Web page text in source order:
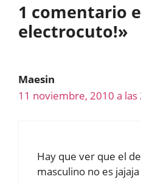
1 comentario
electrocuto!»
Maesin
11 noviembre, 2010 a las
Hay que ver que el
masculino no es jajaja